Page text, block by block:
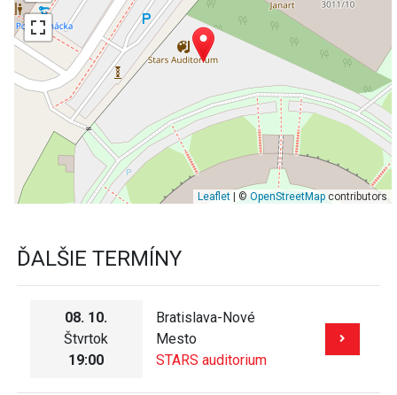
Leaflet| ©OpenStreetMapcontributors
ĎALŠIE TERMÍNY
08. 10.
Štvrtok
19:00
Bratislava-Nové
Mesto
STARS auditorium